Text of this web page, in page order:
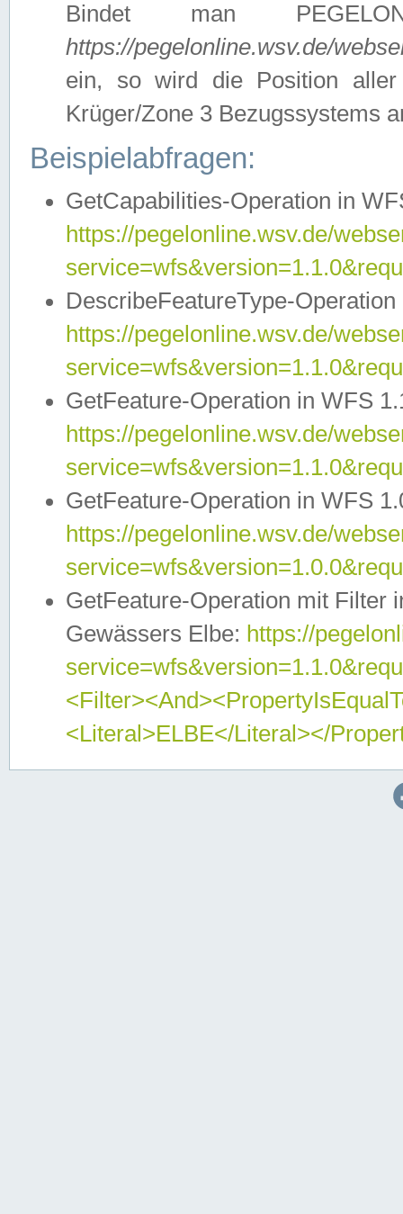
Bindet man
https://pegelonline.wsv.de/
ein, so wird die Position
Krüger/Zone 3 Bezugssystems
Beispielabfragen:
GetCapabilities-Operation in
https://pegelonline.wsv.de/
DescribeFeatureType-
https://pegelonline.wsv.de/
GetFeature-Operation in WFS
https://pegelonline.wsv.de/
GetFeature-Operation in WFS
https://pegelonline.wsv.de/
GetFeature-Operation mit Filter
Gewässers Elbe: https://
<Literal>ELBE</Literal></